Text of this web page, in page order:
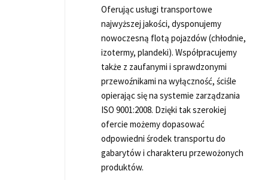
Oferując usługi transportowe
najwyższej jakości, dysponujemy
nowoczesną flotą pojazdów (chłodnie,
izotermy, plandeki). Współpracujemy
także z zaufanymi i sprawdzonymi
przewoźnikami na wyłączność, ściśle
opierając się na systemie zarządzania
ISO 9001:2008. Dzięki tak szerokiej
ofercie możemy dopasować
odpowiedni środek transportu do
gabarytów i charakteru przewożonych
produktów.